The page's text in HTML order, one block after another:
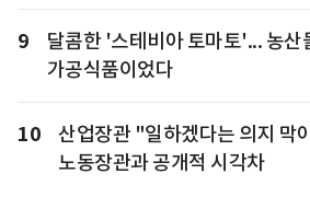
9
달콤한 '스테비아 토마토'... 농산
가공식품이었다
10
산업장관 "일하겠다는 의지
노동장관과 공개적 시각차